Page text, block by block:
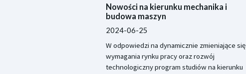
Nowości na kierunku mechanika i
budowa maszyn
2024-06-25
W odpowiedzi na dynamicznie zmieniające się
wymagania rynku pracy oraz rozwój
technologiczny program studiów na kierunku